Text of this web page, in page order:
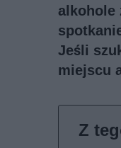
alkohole
Jeśli
miejscu